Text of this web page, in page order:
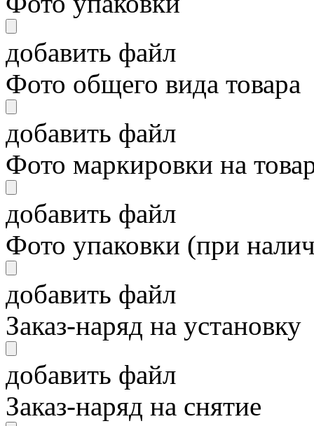
добавить файл
Фото общего вида товара
добавить файл
Фото маркировки на
добавить файл
Фото упаковки (при
добавить файл
Заказ-наряд на установку
добавить файл
Заказ-наряд на снятие